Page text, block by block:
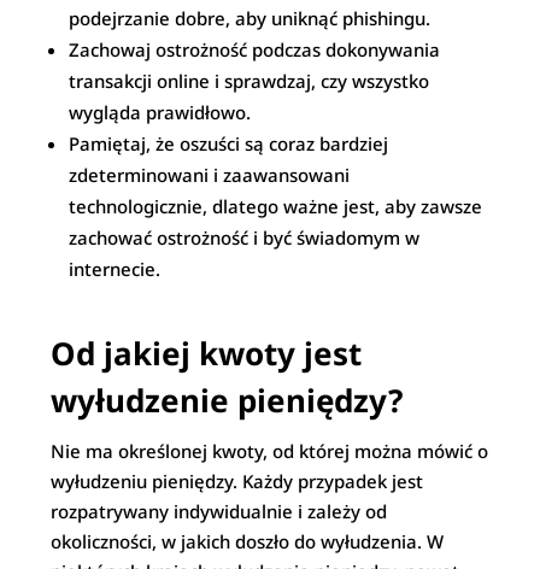
podejrzanie dobre, aby uniknąć phishingu.
Zachowaj ostrożność podczas dokonywania
transakcji online i sprawdzaj, czy wszystko
wygląda prawidłowo.
Pamiętaj, że oszuści są coraz bardziej
zdeterminowani i zaawansowani
technologicznie, dlatego ważne jest, aby zawsze
zachować ostrożność i być świadomym w
internecie.
Od jakiej kwoty jest
wyłudzenie pieniędzy?
Nie ma określonej kwoty, od której można mówić o
wyłudzeniu pieniędzy. Każdy przypadek jest
rozpatrywany indywidualnie i zależy od
okoliczności, w jakich doszło do wyłudzenia. W